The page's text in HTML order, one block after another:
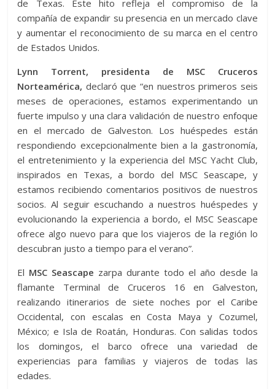
de Texas. Este hito refleja el compromiso de la
compañía de expandir su presencia en un mercado clave
y aumentar el reconocimiento de su marca en el centro
de Estados Unidos.
Lynn Torrent, presidenta de MSC Cruceros
Norteamérica, declaró que “en nuestros primeros seis
meses de operaciones, estamos experimentando un
fuerte impulso y una clara validación de nuestro enfoque
en el mercado de Galveston. Los huéspedes están
respondiendo excepcionalmente bien a la gastronomía,
el entretenimiento y la experiencia del MSC Yacht Club,
inspirados en Texas, a bordo del MSC Seascape, y
estamos recibiendo comentarios positivos de nuestros
socios. Al seguir escuchando a nuestros huéspedes y
evolucionando la experiencia a bordo, el MSC Seascape
ofrece algo nuevo para que los viajeros de la región lo
descubran justo a tiempo para el verano”.
El MSC Seascape zarpa durante todo el año desde la
flamante Terminal de Cruceros 16 en Galveston,
realizando itinerarios de siete noches por el Caribe
Occidental, con escalas en Costa Maya y Cozumel,
México; e Isla de Roatán, Honduras. Con salidas todos
los domingos, el barco ofrece una variedad de
experiencias para familias y viajeros de todas las
edades.